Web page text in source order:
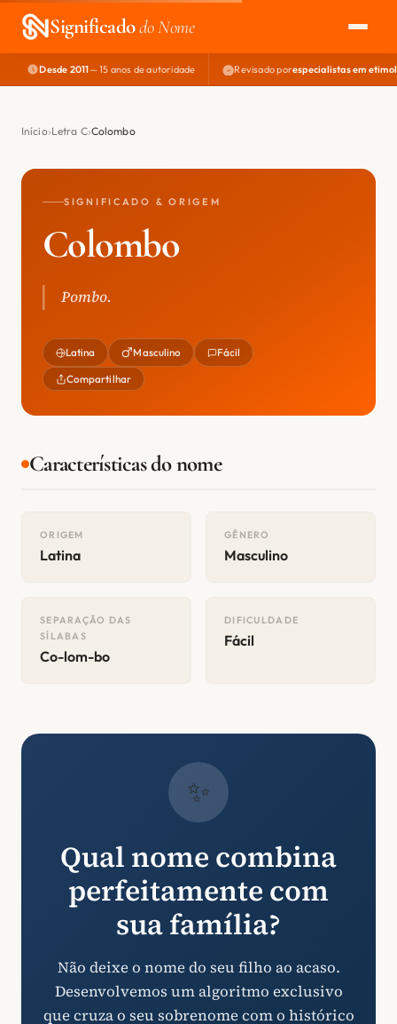
Significadodo Nome
EXPLORAR
NOME PERFEITO
Desde 2011— 15 anos de autoridade Revisado porespecialistas em
Início Letra C Colombo
SIGNIFICADO & ORIGEM
Colombo
Pombo.
Latina Masculino Fácil
Compartilhar
Características do nome
ORIGEM
Latina
GÊNERO
Masculino
SEPARAÇÃO DAS
SÍLABAS
Co-lom-bo
DIFICULDADE
Fácil
✨
Qual nome combina
perfeitamente com
sua família?
Não deixe o nome do seu filho ao acaso.
Desenvolvemos um algoritmo exclusivo
que cruza o seu sobrenome com o histórico